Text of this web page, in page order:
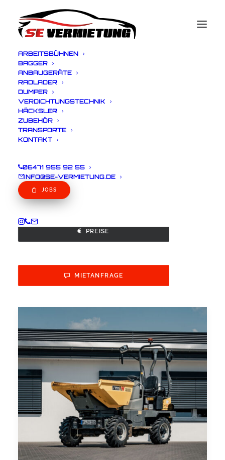
ARBEITSBÜHNEN
BAGGER
ANBAUGERÄTE
RADLADER
DUMPER
VERDICHTUNGSTECHNIK
HÄCKSLER
ZUBEHÖR
TRANSPORTE
KONTAKT
06471 955 92 55
INFO@SE-VERMIETUNG.DE
JOBS
WN DW 20 Raddumper 2t
Eckdaten
Muldeninhalt: 1.280 l
Nutzlast: 2.000 kg
PREISE
MIETANFRAGE